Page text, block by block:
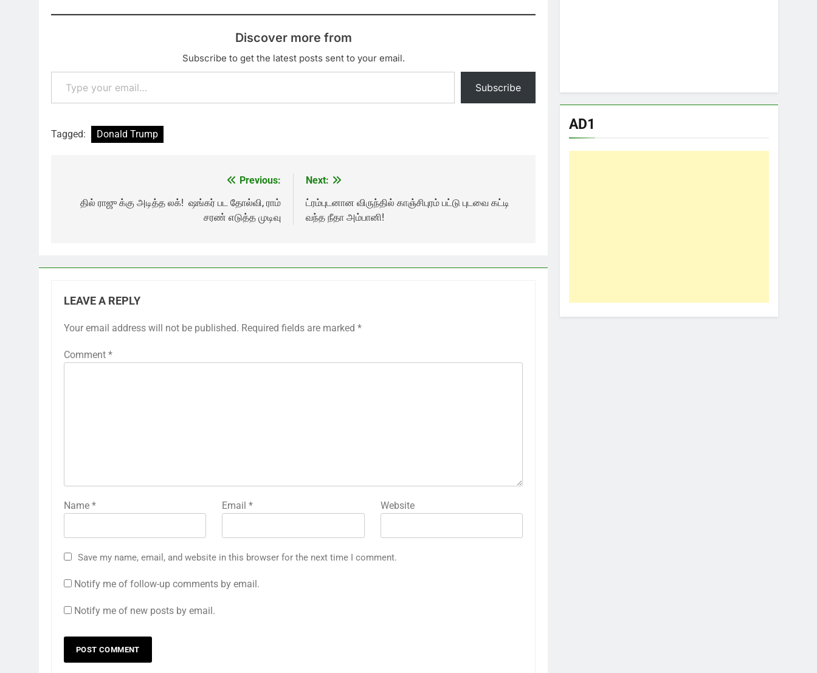
Discover more from
Subscribe to get the latest posts sent to your email.
Type your email…
Subscribe
Tagged: Donald Trump
navigation
Previous:
தில் ராஜு க்கு அடித்த லக்! ஷங்கர் பட தோல்வி, ராம்
சரண் எடுத்த முடிவு
Next:
ட்ரம்புடனான விருந்தில் காஞ்சிபுரம் பட்டு புடவை கட்டி
வந்த நீதா அம்பானி!
LEAVE A REPLY
Your email address will not be published. Required fields are marked *
Comment *
Name * Email* Website
Save my name, email, and website in this browser for the next time I comment.
Notify me of follow-up comments by email.
Notify me of new posts by email.
AD1